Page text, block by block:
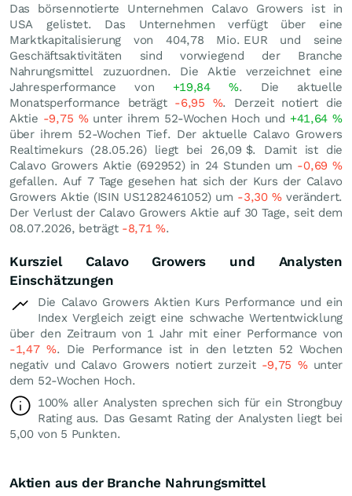
Das börsennotierte Unternehmen Calavo Growers ist in
USA gelistet. Das Unternehmen verfügt über eine
Marktkapitalisierung von 404,78 Mio. EUR und seine
Geschäftsaktivitäten sind vorwiegend der Branche
Nahrungsmittel zuzuordnen. Die Aktie verzeichnet eine
Jahresperformance von +19,84%. Die aktuelle
Monatsperformance beträgt -6,95 %. Derzeit notiert die
Aktie -9,75 %unter ihrem 52-Wochen Hoch und +41,64%
über ihrem 52-Wochen Tief. Der aktuelle Calavo Growers
Realtimekurs (28.05.26) liegt bei 26,09 $. Damit ist die
Calavo Growers Aktie (692952) in 24 Stunden um -0,69%
gefallen. Auf 7 Tage gesehen hat sich der Kurs der Calavo
Growers Aktie (ISIN US1282461052) um -3,30 %verändert.
Der Verlust der Calavo Growers Aktie auf 30 Tage, seit dem
08.07.2026, beträgt -8,71%.
Kursziel Calavo Growers und Analysten
Einschätzungen
Die Calavo Growers Aktien Kurs Performance und ein
Index Vergleich zeigt eine schwache Wertentwicklung
über den Zeitraum von 1 Jahr mit einer Performance von
-1,47%. Die Performance ist in den letzten 52 Wochen
negativ und Calavo Growers notiert zurzeit -9,75 %unter
dem 52-Wochen Hoch.
100% aller Analysten sprechen sich für ein Strongbuy
Rating aus. Das Gesamt Rating der Analysten liegt bei
5,00 von 5 Punkten.
Aktien aus der Branche Nahrungsmittel